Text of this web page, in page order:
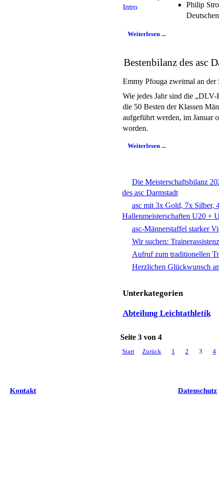
Philip
Weiterlesen ...
Bestenbilanz des asc
Emmy Pfouga zweimal an der
Wie jedes Jahr sind die
die 50 Besten der Klassen
aufgeführt werden, im Januar
worden.
Weiterlesen ...
Die Meisterschaftsbilanz
des asc Darmstadt
asc mit 3x Gold, 7x Silber,
Hallenmeisterschaften U20 +
asc-Männerstaffel starker
Wir suchen:
Aufruf zum traditionellen
Herzlichen Glückwunsch
Unterkategorien
Abteilung Leichtathletik
Seite 3 von 4
Start Zurück 1 2 3 4
Kontakt Datenschutz